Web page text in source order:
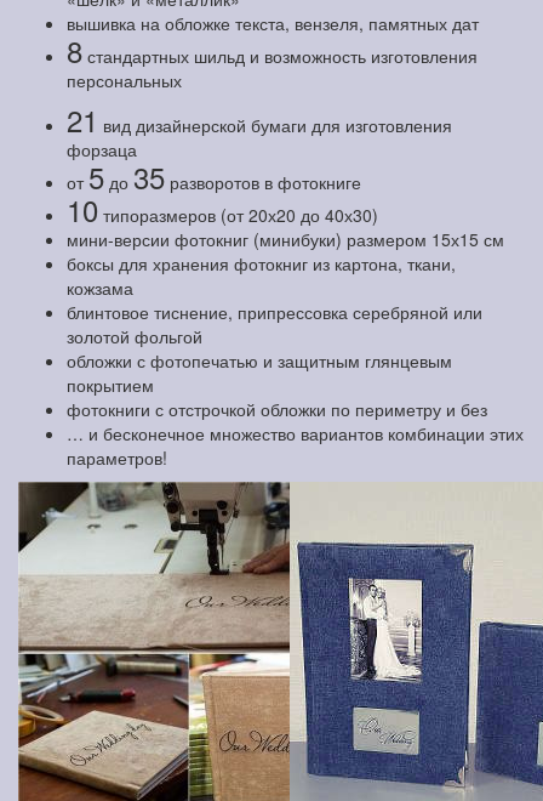
вышивка на обложке текста, вензеля, памятных дат
8 стандартных шильд и возможность изготовления
персональных
21 вид дизайнерской бумаги для изготовления
форзаца
от 5 до 35 разворотов в фотокниге
10 типоразмеров (от 20х20 до 40х30)
мини-версии фотокниг (минибуки) размером 15х15 см
боксы для хранения фотокниг из картона, ткани,
кожзама
блинтовое тиснение, припрессовка серебряной или
золотой фольгой
обложки с фотопечатью и защитным глянцевым
покрытием
фотокниги с отстрочкой обложки по периметру и без
… и бесконечное множество вариантов комбинации этих
параметров!